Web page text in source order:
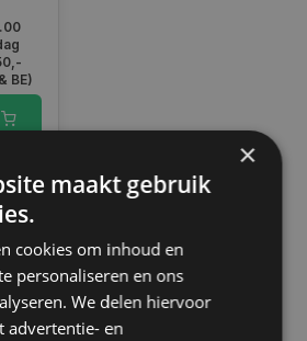
BE)
1
×
maakt gebruik
cookies om inhoud en
personaliseren en ons
We delen hiervoor
advertentie- en